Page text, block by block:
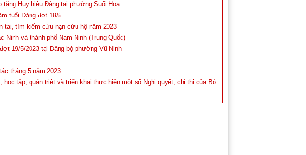
tặng Huy hiệu Đảng tại phường Suối Hoa
tuổi Đảng đợt 19/5
tai, tìm kiếm cứu nạn cứu hộ năm 2023
Ninh và thành phố Nam Ninh (Trung Quốc)
19/5/2023 tại Đảng bộ phường Vũ Ninh
tháng 5 năm 2023
tập, quán triệt và triển khai thực hiện một số Nghị quyết, chỉ thị của Bộ